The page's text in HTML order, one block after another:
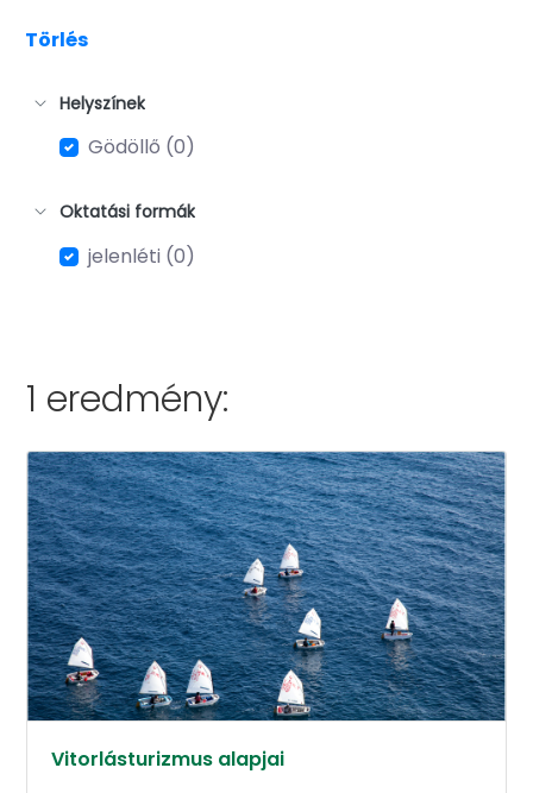
Törlés
Helyszínek
Gödöllő (0)
Oktatási formák
jelenléti (0)
1 eredmény:
Vitorlásturizmus alapjai